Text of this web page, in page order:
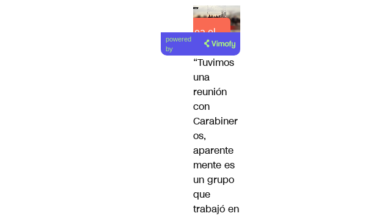
Lea el
artículo
powered
by
“Tuvimos
una
reunión
con
Carabiner
os,
aparente
mente es
un grupo
que
trabajó en